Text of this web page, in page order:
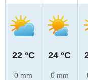
22 °C
0 mm
24 °C
0 mm